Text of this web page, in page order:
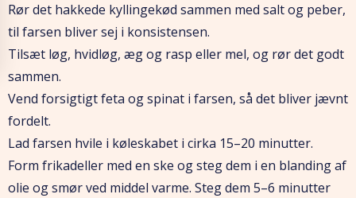
Rør det hakkede kyllingekød sammen med salt og peber,
til farsen bliver sej i konsistensen.
Tilsæt løg, hvidløg, æg og rasp eller mel, og rør det godt
sammen.
Vend forsigtigt feta og spinat i farsen, så det bliver jævnt
fordelt.
Lad farsen hvile i køleskabet i cirka 15–20 minutter.
Form frikadeller med en ske og steg dem i en blanding af
olie og smør ved middel varme. Steg dem 5–6 minutter